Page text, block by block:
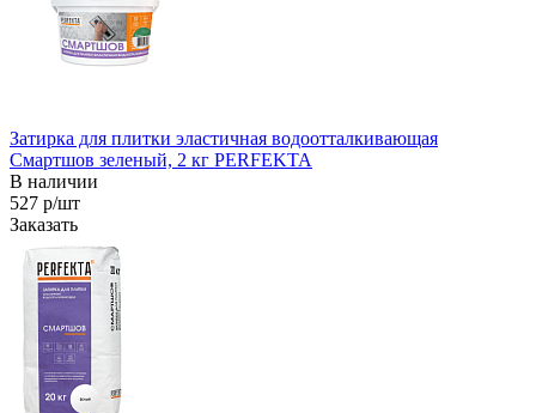
Затирка для плитки эластичная водоотталкивающая
Смартшов зеленый, 2 кг PERFEKTA
В наличии
527 р/шт
Заказать